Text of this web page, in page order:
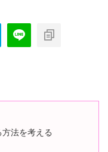
ビスが全国の飲食店・
点も魅力的です。さら
のは、旅行好きには嬉
使い道が幅広く便利で
会人でも作りやすい印
カードとして１枚持っ
おすすめです。
法を考える